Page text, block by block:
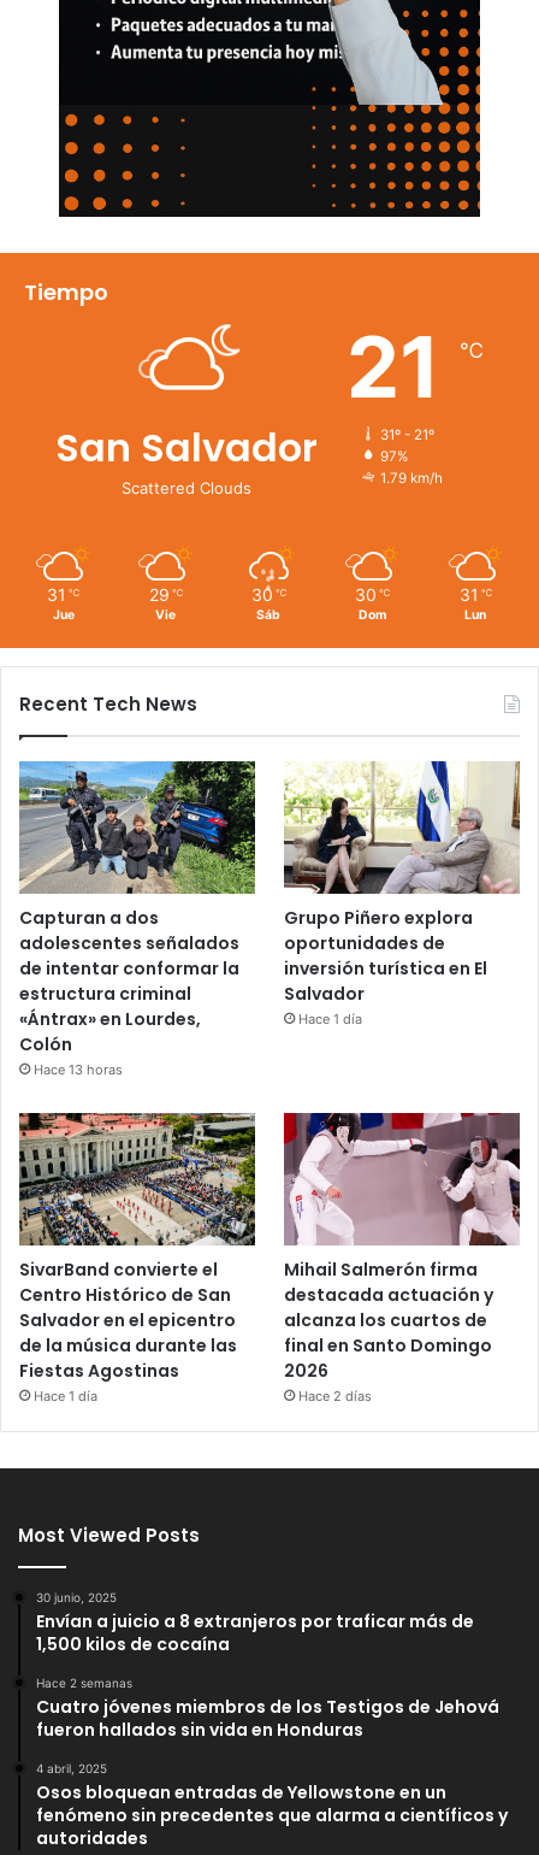
Tiempo
San Salvador
Scattered Clouds
21 ℃
31º - 21º
97%
1.79 km/h
31 ℃
Jue
29 ℃
Vie
30 ℃
Sáb
30 ℃
Dom
31 ℃
Lun
Recent Tech News
Capturan a dos
adolescentes señalados
de intentar conformar la
estructura criminal
«Ántrax» en Lourdes,
Colón
Hace 13 horas
Grupo Piñero explora
oportunidades de
inversión turística en El
Salvador
Hace 1 día
SivarBand convierte el
Centro Histórico de San
Salvador en el epicentro
de la música durante las
Fiestas Agostinas
Hace 1 día
Mihail Salmerón firma
destacada actuación y
alcanza los cuartos de
final en Santo Domingo
2026
Hace 2 días
Most Viewed Posts
30 junio, 2025
Envían a juicio a 8 extranjeros por traficar más de
1,500 kilos de cocaína
Hace 2 semanas
Cuatro jóvenes miembros de los Testigos de Jehová
fueron hallados sin vida en Honduras
4 abril, 2025
Osos bloquean entradas de Yellowstone en un
fenómeno sin precedentes que alarma a científicos y
autoridades